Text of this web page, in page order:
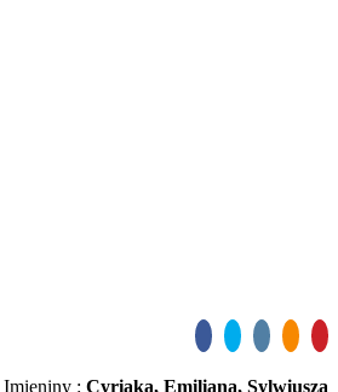
Imieniny : Cyriaka, Emiliana, Sylwiusza